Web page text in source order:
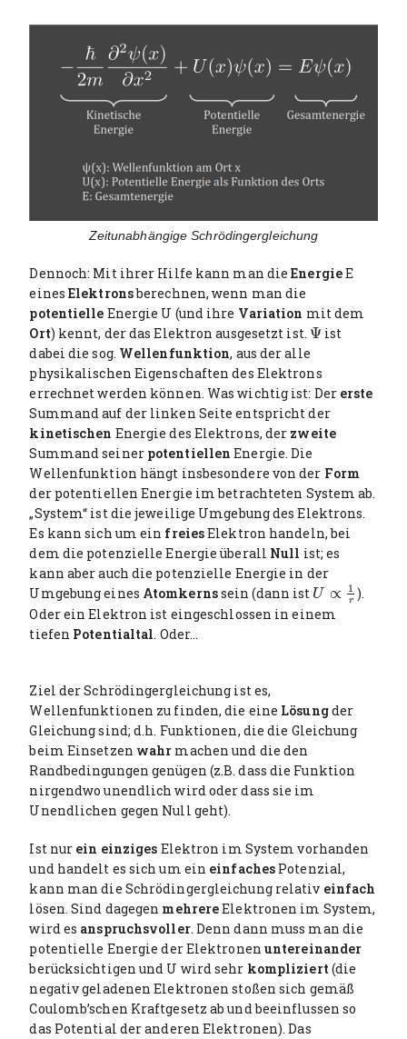
Zeitunabhängige Schrödingergleichung
Dennoch: Mit ihrer Hilfe kann man dieEnergieE
einesElektronsberechnen, wenn man die
potentielle Energie U (und ihre Variation mit dem
Ort) kennt, der das Elektron ausgesetzt ist. Ψ
Ψ ist
dabei die sog. Wellenfunktion, aus der alle
physikalischen Eigenschaften des Elektrons
errechnet werden können. Was wichtig ist: Der erste
Summand auf der linken Seite entspricht der
kinetischen Energie des Elektrons, der zweite
Summand seiner potentiellenEnergie. Die
Wellenfunktion hängt insbesondere von der Form
der potentiellen Energie im betrachteten System ab.
„System“ ist die jeweilige Umgebung des Elektrons.
Es kann sich um ein freiesElektron handeln, bei
dem die potenzielle Energie überall Null ist; es
kann aber auch die potenzielle Energie in der
Umgebung eines Atomkernssein (dann ist U ∝ 1
r
U∝1r
).
Oder ein Elektron ist eingeschlossen in einem
tiefen Potentialtal. Oder…
Ziel der Schrödingergleichung ist es,
Wellenfunktionen zu finden, die eine Lösungder
Gleichung sind; d.h. Funktionen, die die Gleichung
beim Einsetzen wahr machen und die den
Randbedingungen genügen (z.B. dass die Funktion
nirgendwo unendlich wird oder dass sie im
Unendlichen gegen Null geht).
Ist nur ein einziges Elektron im System vorhanden
und handelt es sich um ein einfaches Potenzial,
kann man die Schrödingergleichung relativ einfach
lösen. Sind dagegen mehrereElektronen im System,
wird es anspruchsvoller. Denn dann muss man die
potentielle Energie der Elektronen untereinander
berücksichtigen und U wird sehr kompliziert(die
negativ geladenen Elektronen stoßen sich gemäß
Coulomb’schen Kraftgesetz ab und beeinflussen so
das Potential der anderen Elektronen). Das